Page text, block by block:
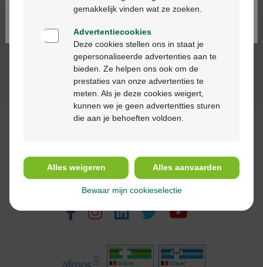
Nos services
A propos de Multipharma
Aide & contact
Suivez-nous
gemakkelijk vinden wat ze zoeken.
Advertentiecookies
Deze cookies stellen ons in staat je
gepersonaliseerde advertenties aan te
bieden. Ze helpen ons ook om de
prestaties van onze advertenties te
meten. Als je deze cookies weigert,
kunnen we je geen advertentties sturen
die aan je behoeften voldoen.
Alles weigeren Alles aanvaarden
Bewaar mijn cookieselectie